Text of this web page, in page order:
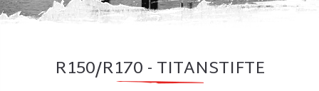
R150/R170 - TITANSTIFTE